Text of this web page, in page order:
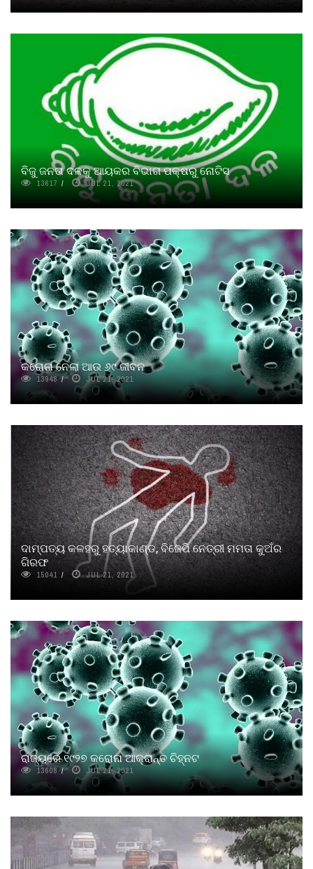
ବିଜୁ ଜନତା ଦଳକୁ ଆୟକର ବିଭାଗ ପକ୍ଷରୁ ନୋଟିସ
13617 JUL 21, 2021
କରୋନା ନେଲା ଆଉ ୬୯ ଜୀବନ
13948 JUL 21, 2021
ଦାମ୍ପତ୍ୟ କଳହରୁ ହତ୍ୟାକାଣ୍ଡ, ବିଜେପି ନେତ୍ରୀ ମମତା କୁଅଁର
ଗିରଫ
15041 JUL 21, 2021
ରାଜ୍ୟରେ ୧୯୨୭ କରୋନା ଆକ୍ରାନ୍ତ ଚିହ୍ନଟ
13608 JUL 21, 2021